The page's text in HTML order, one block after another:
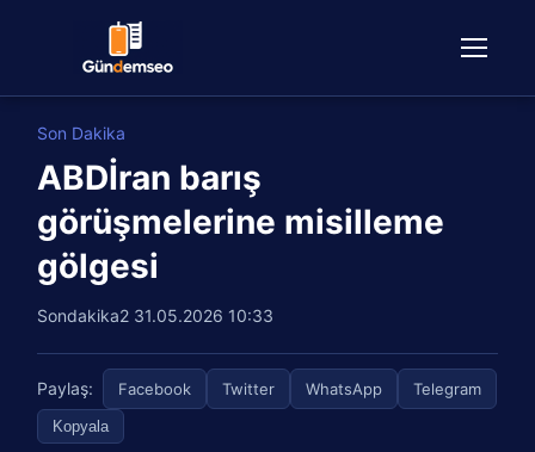
Son Dakika
ABDİran barış
görüşmelerine misilleme
gölgesi
Sondakika2 31.05.2026 10:33
Paylaş: Facebook Twitter WhatsApp Telegram
Kopyala